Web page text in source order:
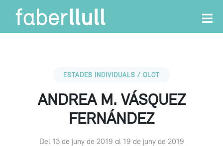
ESTADES INDIVIDUALS / OLOT
ANDREA M. VÁSQUEZ
FERNÁNDEZ
Del 13 de juny de 2019 al 19 de juny de 2019